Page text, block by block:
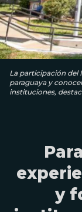
La participación del
paraguaya y
instituciones,
y